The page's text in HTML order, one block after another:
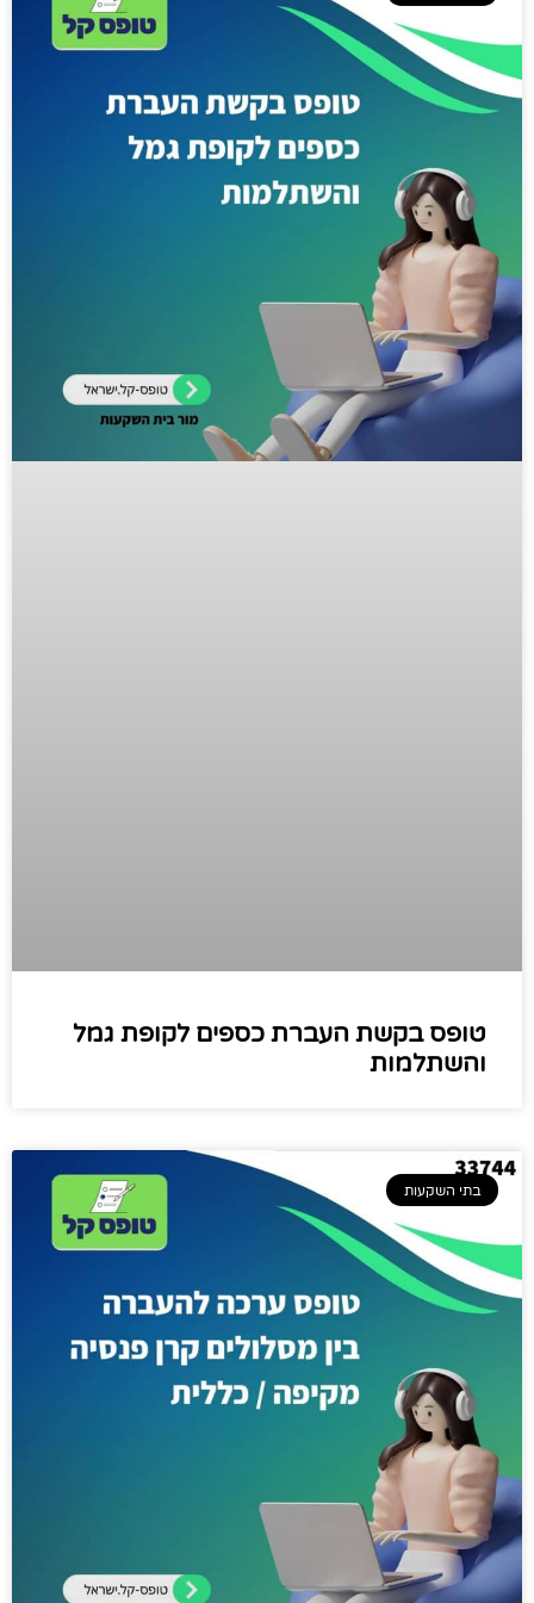
טופס בקשת העברת כספים לקופת גמל
והשתלמות
בתי השקעות